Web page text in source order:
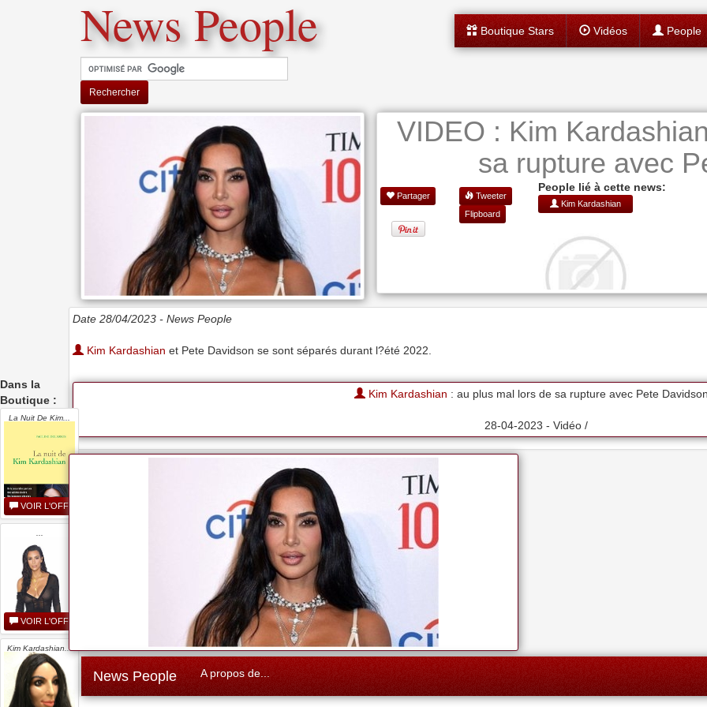
News People
Rechercher
Boutique Stars Vidéos People
VIDEO : Kim
sa rupture avec
Partager
Tweeter
Flipboard
People lié à cette news:
Kim Kardashian
Date 28/04/2023 - News People
Kim Kardashian et Pete Davidson se sont séparés durant l?été 2022.
Kim Kardashian : au plus mal lors de sa rupture avec Pete
28-04-2023 - Vidéo /
Dans la
Boutique :
La Nuit De Kim...
VOIR L'OFFRE
VOIR L'OFFRE
Kim Kardashian...
News People A propos de...